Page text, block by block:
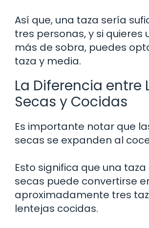
Así que, una taza sería
tres personas, y si quieres
más de sobra, puedes
taza y media.
La Diferencia entre
Secas y Cocidas
Es importante notar que
secas se expanden al
Esto significa que una
secas puede convertirse
aproximadamente tres
lentejas cocidas.